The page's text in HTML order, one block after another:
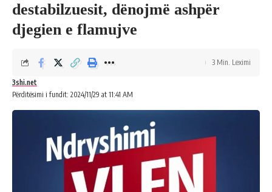
destabilzuesit, dënojmë ashpër
djegien e flamujve
Përditësimi i fundit: 2024/11/29 at 11:41 AM
3shi.net
3 Min. Leximi